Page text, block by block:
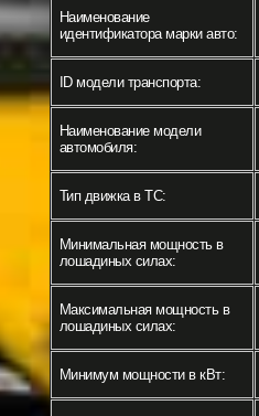
Наименование
идентификатора марки авто:
ID модели транспорта:
Наименование модели
автомобиля:
Тип движка в ТС:
Минимальная мощность в
лошадиных силах:
Максимальная мощность в
лошадиных силах:
Минимум мощности в кВт: